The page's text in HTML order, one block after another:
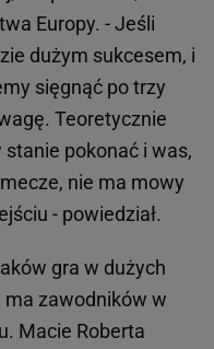
Europy. - Jeśli
dużym sukcesem, i
sięgnąć po trzy
Teoretycznie
pokonać i was,
nie ma mowy
- powiedział.
gra w dużych
ma zawodników w
Macie Roberta